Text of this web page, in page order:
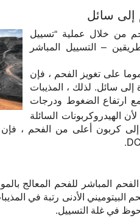
إلى سائل
من خلال عملية “تسييل
– التسييل المباشر
على تغويز الفحم ، فإن
سائل. لذلك ، المذيبات
ارتفاع الضغوط ودرجات
الهيدروكربونات السائلة
كربون أعلى من الفحم ،
المباشر للفحم المعالج
البيتوميني الأدنى رتبة في
في غلة التسييل.